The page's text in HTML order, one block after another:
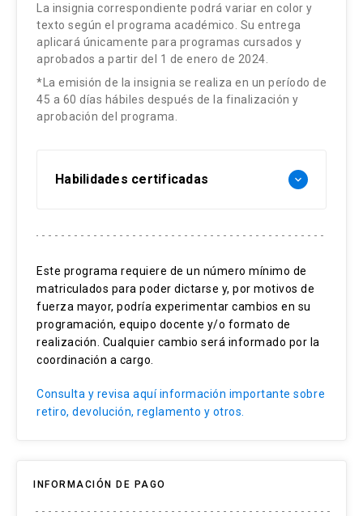
La insignia correspondiente podrá variar en color y
texto según el programa académico. Su entrega
aplicará únicamente para programas cursados y
aprobados a partir del 1 de enero de 2024.
*La emisión de la insignia se realiza en un período de
45 a 60 días hábiles después de la finalización y
aprobación del programa.
Habilidades certificadas keyboard_arrow_down
Centralidad en el cliente
Estrategias de segmentación
Negocios internacionales
Cultura y globalización
Desafíos comerciales
Este programa requiere de un número mínimo de
matriculados para poder dictarse y, por motivos de
fuerza mayor, podría experimentar cambios en su
programación, equipo docente y/o formato de
realización. Cualquier cambio será informado por la
coordinación a cargo.
Consulta y revisa aquí información importante sobre
retiro, devolución, reglamento y otros.
INFORMACIÓN DE PAGO